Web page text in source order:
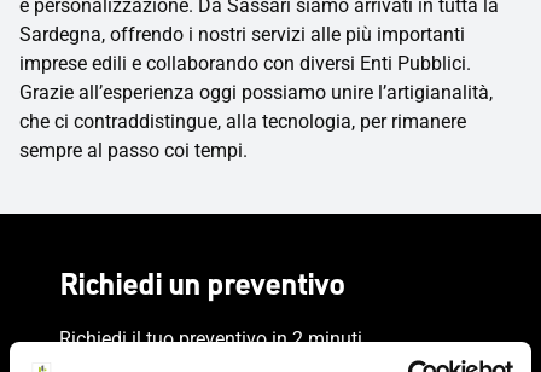
e personalizzazione. Da Sassari siamo arrivati in tutta la
Sardegna, offrendo i nostri servizi alle più importanti
imprese edili e collaborando con diversi Enti Pubblici.
Grazie all’esperienza oggi possiamo unire l’artigianalità,
che ci contraddistingue, alla tecnologia, per rimanere
sempre al passo coi tempi.
Richiedi un preventivo
Richiedi il tuo preventivo in 2 minuti